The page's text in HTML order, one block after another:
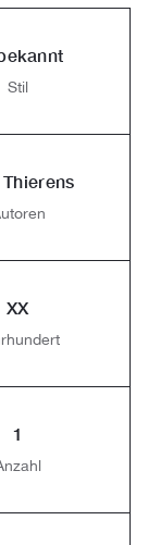
Stil
Thierens
XX
1